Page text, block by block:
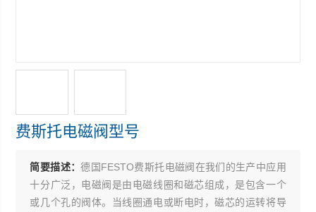
费斯托电磁阀型号
简要描述：德国FESTO费斯托电磁阀在我们的生产中应用
十分广泛，电磁阀是由电磁线圈和磁芯组成，是包含一个
或几个孔的阀体。当线圈通电或断电时，磁芯的运转将导